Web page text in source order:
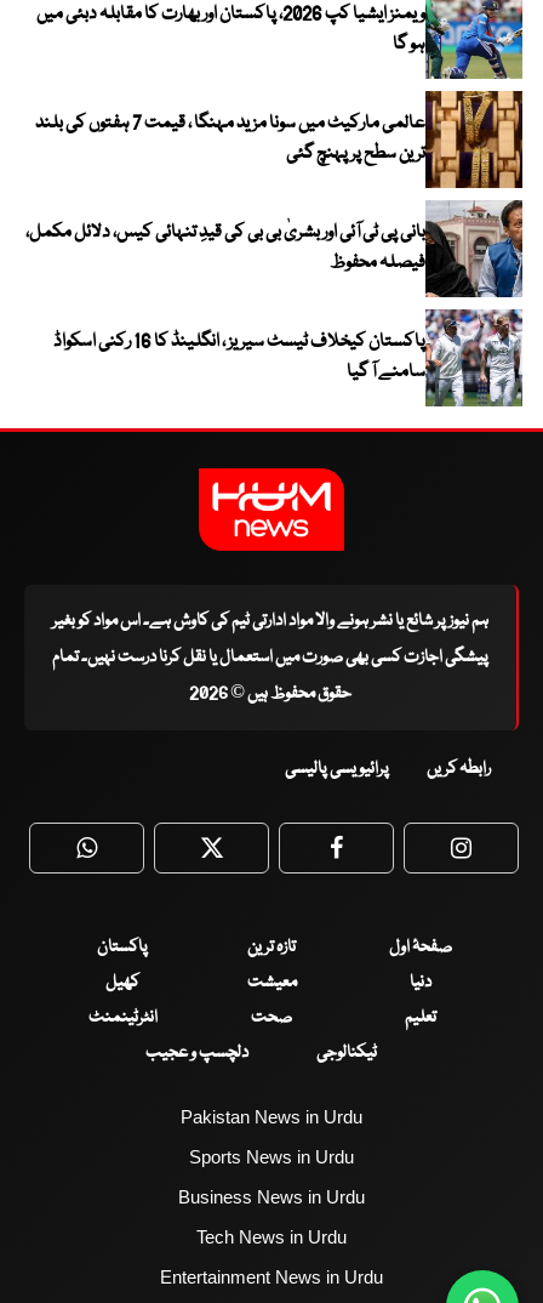
ویمنز ایشیا کپ 2026، پاکستان اور بھارت کا مقابلہ دبئی میں
ہو گا
عالمی مارکیٹ میں سونا مزید مہنگا ، قیمت 7 ہفتوں کی بلند
ترین سطح پر پہنچ گئی
بانی پی ٹی آئی اور بشریٰ بی بی کی قیدِ تنہائی کیس، دلائل مکمل،
فیصلہ محفوظ
پاکستان کیخلاف ٹیسٹ سیریز ، انگلینڈ کا 16 رکنی اسکواڈ
سامنے آ گیا
ہم نیوز پر شائع یا نشر ہونے والا مواد ادارتی ٹیم کی کاوش ہے۔ اس مواد کو بغیر
پیشگی اجازت کسی بھی صورت میں استعمال یا نقل کرنا درست نہیں۔ تمام
حقوق محفوظ ہیں © 2026
رابطہ کریں پرائیویسی پالیسی
WhatsApp Twitter Facebook
صفحۂ اول تازہ ترین
پاکستان
دنیا
معیشت
کھیل
تعلیم
صحت
انٹرٹینمنٹ
ٹیکنالوجی
دلچسپ و عجیب
Pakistan News in Urdu
Sports News in Urdu
Business News in Urdu
Tech News in Urdu
Entertainment News in Urdu